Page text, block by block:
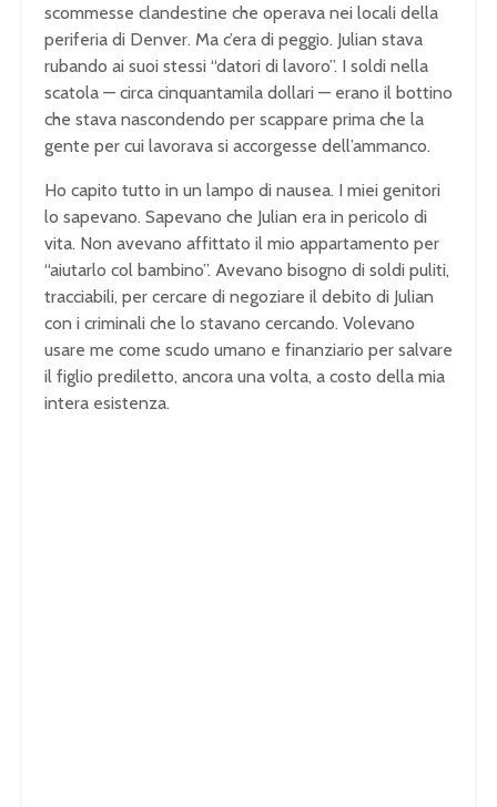
scommesse clandestine che operava nei locali della
periferia di Denver. Ma c’era di peggio. Julian stava
rubando ai suoi stessi “datori di lavoro”. I soldi nella
scatola — circa cinquantamila dollari — erano il bottino
che stava nascondendo per scappare prima che la
gente per cui lavorava si accorgesse dell’ammanco.
Ho capito tutto in un lampo di nausea. I miei genitori
lo sapevano. Sapevano che Julian era in pericolo di
vita. Non avevano affittato il mio appartamento per
“aiutarlo col bambino”. Avevano bisogno di soldi puliti,
tracciabili, per cercare di negoziare il debito di Julian
con i criminali che lo stavano cercando. Volevano
usare me come scudo umano e finanziario per salvare
il figlio prediletto, ancora una volta, a costo della mia
intera esistenza.